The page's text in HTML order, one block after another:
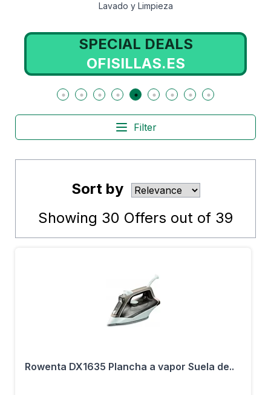
Lavado y Limpieza
SPECIAL DEALS
OFISILLAS.ES
Filter
Sort by
Showing 30 Offers out of 39
Rowenta DX1635 Plancha a vapor Suela de..